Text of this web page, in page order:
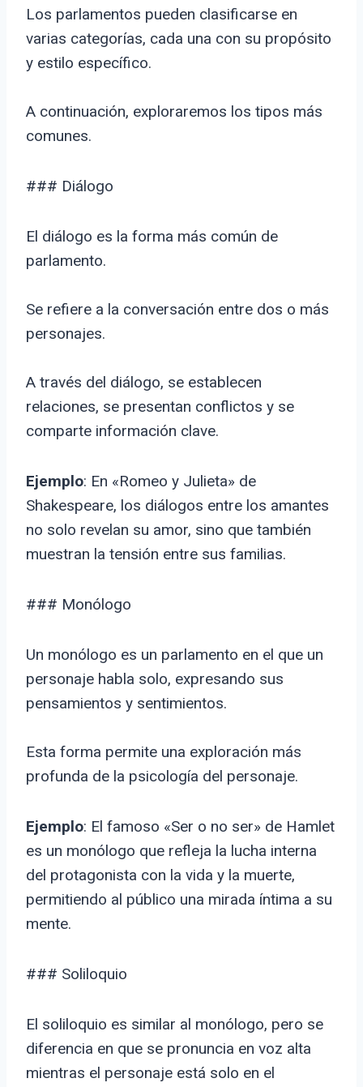
Los parlamentos pueden clasificarse en
varias categorías, cada una con su propósito
y estilo específico.
A continuación, exploraremos los tipos más
comunes.
### Diálogo
El diálogo es la forma más común de
parlamento.
Se refiere a la conversación entre dos o más
personajes.
A través del diálogo, se establecen
relaciones, se presentan conflictos y se
comparte información clave.
Ejemplo: En «Romeo y Julieta» de
Shakespeare, los diálogos entre los amantes
no solo revelan su amor, sino que también
muestran la tensión entre sus familias.
### Monólogo
Un monólogo es un parlamento en el que un
personaje habla solo, expresando sus
pensamientos y sentimientos.
Esta forma permite una exploración más
profunda de la psicología del personaje.
Ejemplo: El famoso «Ser o no ser» de Hamlet
es un monólogo que refleja la lucha interna
del protagonista con la vida y la muerte,
permitiendo al público una mirada íntima a su
mente.
### Soliloquio
El soliloquio es similar al monólogo, pero se
diferencia en que se pronuncia en voz alta
mientras el personaje está solo en el